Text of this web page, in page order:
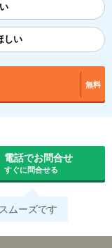
しい
無料
電話でお問合せ
すぐに問合せる
ムーズです